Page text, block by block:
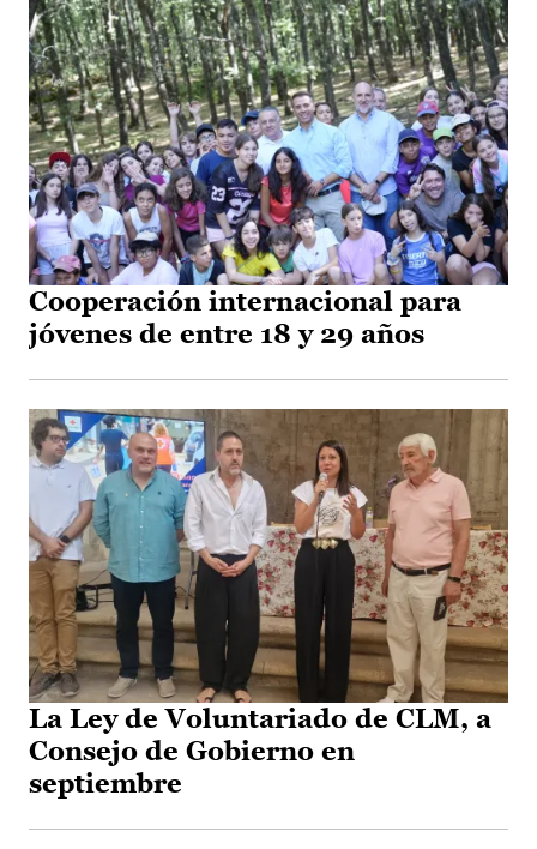
Cooperación internacional para
jóvenes de entre 18 y 29 años
La Ley de Voluntariado de CLM, a
Consejo de Gobierno en
septiembre